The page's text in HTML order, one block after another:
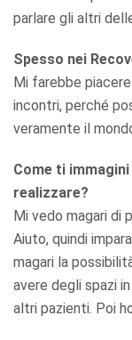
parlare gli altri
Spesso nei
Mi farebbe
incontri, perché
veramente il
Come ti
realizzare?
Mi vedo magari di
Aiuto, quindi
magari la
avere degli spazi
altri pazienti. Poi